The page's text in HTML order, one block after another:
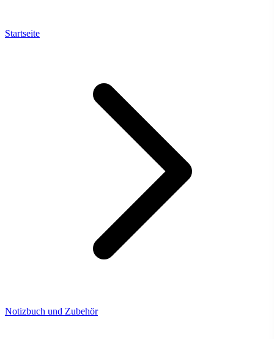
Startseite
Notizbuch und Zubehör